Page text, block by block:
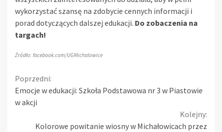
wykorzystać szansę na zdobycie cennych informacji i
porad dotyczących dalszej edukacji. Do zobaczenia na
targach!
Źródło: facebook.com/UGMichalowice
Continue
Reading
Poprzedni:
Emocje w edukacji: Szkoła Podstawowa nr 3 w Piastowie
w akcji
Kolejny:
Kolorowe powitanie wiosny w Michałowicach przez